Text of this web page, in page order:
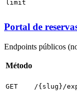
limit
Portal de
Endpoints públicos
Método
GET /{slug}/